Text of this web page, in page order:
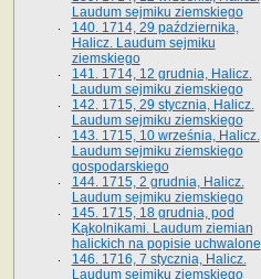
Laudum sejmiku ziemskiego
140. 1714, 29 października,
Halicz. Laudum sejmiku
ziemskiego
141. 1714, 12 grudnia, Halicz.
Laudum sejmiku ziemskiego
142. 1715, 29 stycznia, Halicz.
Laudum sejmiku ziemskiego
143. 1715, 10 września, Halicz.
Laudum sejmiku ziemskiego
gospodarskiego
144. 1715, 2 grudnia, Halicz.
Laudum sejmiku ziemskiego
145. 1715, 18 grudnia, pod
Kąkolnikami. Laudum ziemian
halickich na popisie uchwalone
146. 1716, 7 stycznia, Halicz.
Laudum sejmiku ziemskiego